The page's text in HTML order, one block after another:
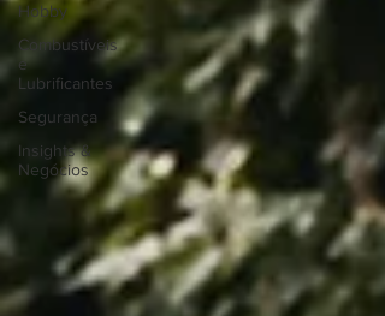
Hobby
Combustíveis
e
Lubrificantes
Segurança
Insights &
Negócios